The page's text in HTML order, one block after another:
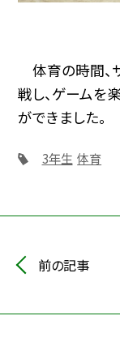
体育の時間、
戦し、ゲームを
ができました。
3年生 体育
前の記事